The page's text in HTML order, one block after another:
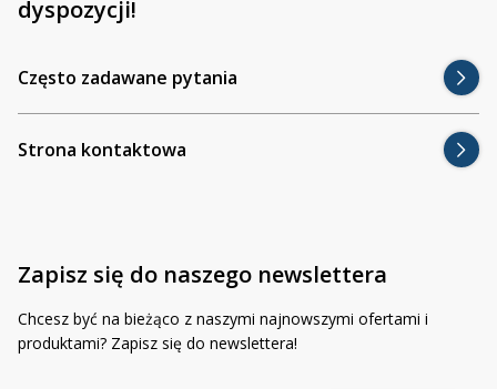
Często zadawane pytania
Bezpłatny projekt oświetlenia
O firmie
+48 81 884 70 94
+48 723 353 044
Inne akcesoria
Kontakt
Sprawdź wszystko
dyspozycji!
Często zadawane pytania
Strona kontaktowa
Zapisz się do naszego newslettera
Chcesz być na bieżąco z naszymi najnowszymi ofertami i
produktami? Zapisz się do newslettera!